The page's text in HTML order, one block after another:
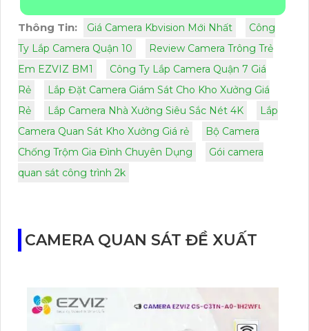
Thông Tin: Giá Camera Kbvision Mới Nhất
Công
Ty Lắp Camera Quận 10
Review Camera Trông Trẻ
Em EZVIZ BM1
Công Ty Lắp Camera Quận 7 Giá
Rẻ
Lắp Đặt Camera Giám Sát Cho Kho Xưởng Giá
Rẻ
Lắp Camera Nhà Xưởng Siêu Sắc Nét 4K
Lắp
Camera Quan Sát Kho Xưởng Giá rẻ
Bộ Camera
Chống Trộm Gia Đình Chuyên Dụng
Gói camera
quan sát công trình 2k
CAMERA QUAN SÁT ĐỀ XUẤT